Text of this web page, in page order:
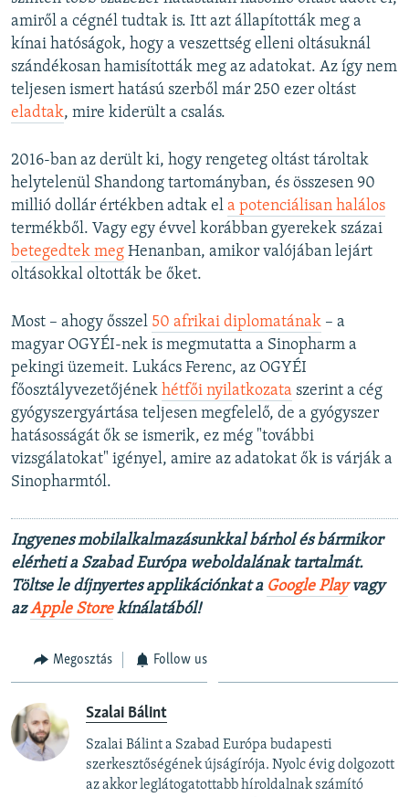
amiről a cégnél tudtak is. Itt azt állapították meg a
kínai hatóságok, hogy a veszettség elleni oltásuknál
szándékosan hamisították meg az adatokat. Az így nem
teljesen ismert hatású szerből már 250 ezer oltást
eladtak, mire kiderült a csalás.
2016-ban az derült ki, hogy rengeteg oltást tároltak
helytelenül Shandong tartományban, és összesen 90
millió dollár értékben adtak el a potenciálisan halálos
termékből. Vagy egy évvel korábban gyerekek százai
betegedtek meg Henanban, amikor valójában lejárt
oltásokkal oltották be őket.
Most – ahogy ősszel 50 afrikai diplomatának – a
magyar OGYÉI-nek is megmutatta a Sinopharm a
pekingi üzemeit. Lukács Ferenc, az OGYÉI
főosztályvezetőjének hétfői nyilatkozata szerint a cég
gyógyszergyártása teljesen megfelelő, de a gyógyszer
hatásosságát ők se ismerik, ez még "további
vizsgálatokat" igényel, amire az adatokat ők is várják a
Sinopharmtól.
Ingyenes mobilalkalmazásunkkal bárhol és bármikor
elérheti a Szabad Európa weboldalának tartalmát.
Töltse le díjnyertes applikációnkat a Google Playvagy
azApple Storekínálatából!
Megosztás Follow us
Szalai Bálint
Szalai Bálint a Szabad Európa budapesti
szerkesztőségének újságírója. Nyolc évig dolgozott
az akkor leglátogatottabb híroldalnak számító